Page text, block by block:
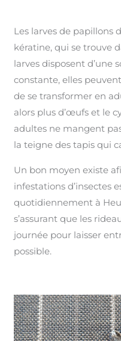
Les larves de papillons
kératine, qui se trouve
larves disposent d’une
constante, elles
de se transformer en
alors plus d’œufs et le
adultes ne mangent
la teigne des tapis qui
Un bon moyen existe
infestations d’insectes
quotidiennement à
s’assurant que les
journée pour laisser
possible.